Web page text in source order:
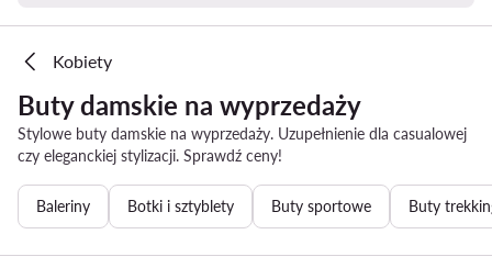
Kobiety
Buty damskie na wyprzedaży
Stylowe buty damskie na wyprzedaży. Uzupełnienie dla casualowej
czy eleganckiej stylizacji. Sprawdź ceny!
Baleriny Botki i sztyblety Buty sportowe Buty